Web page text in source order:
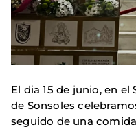
El dia 15 de junio, en
de Sonsoles
seguido de una